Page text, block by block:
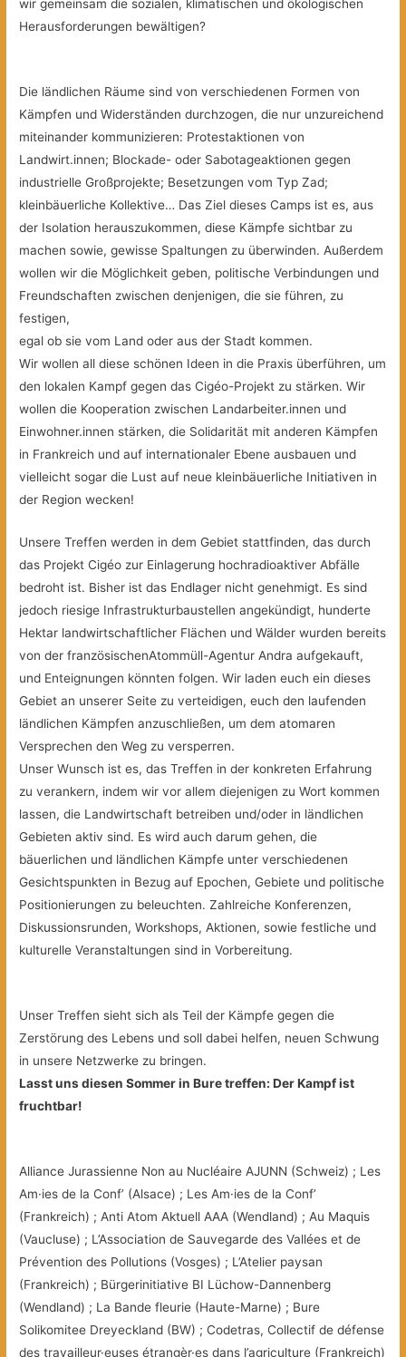
wir gemeinsam die sozialen, klimatischen und ökologischen
Herausforderungen bewältigen?
Die ländlichen Räume sind von verschiedenen Formen von
Kämpfen und Widerständen durchzogen, die nur unzureichend
miteinander kommunizieren: Protestaktionen von
Landwirt.innen; Blockade- oder Sabotageaktionen gegen
industrielle Großprojekte; Besetzungen vom Typ Zad;
kleinbäuerliche Kollektive… Das Ziel dieses Camps ist es, aus
der Isolation herauszukommen, diese Kämpfe sichtbar zu
machen sowie, gewisse Spaltungen zu überwinden. Außerdem
wollen wir die Möglichkeit geben, politische Verbindungen und
Freundschaften zwischen denjenigen, die sie führen, zu
festigen,
egal ob sie vom Land oder aus der Stadt kommen.
Wir wollen all diese schönen Ideen in die Praxis überführen, um
den lokalen Kampf gegen das Cigéo-Projekt zu stärken. Wir
wollen die Kooperation zwischen Landarbeiter.innen und
Einwohner.innen stärken, die Solidarität mit anderen Kämpfen
in Frankreich und auf internationaler Ebene ausbauen und
vielleicht sogar die Lust auf neue kleinbäuerliche Initiativen in
der Region wecken!
Unsere Treffen werden in dem Gebiet stattfinden, das durch
das Projekt Cigéo zur Einlagerung hochradioaktiver Abfälle
bedroht ist. Bisher ist das Endlager nicht genehmigt. Es sind
jedoch riesige Infrastrukturbaustellen angekündigt, hunderte
Hektar landwirtschaftlicher Flächen und Wälder wurden bereits
von der französischenAtommüll-Agentur Andra aufgekauft,
und Enteignungen könnten folgen. Wir laden euch ein dieses
Gebiet an unserer Seite zu verteidigen, euch den laufenden
ländlichen Kämpfen anzuschließen, um dem atomaren
Versprechen den Weg zu versperren.
Unser Wunsch ist es, das Treffen in der konkreten Erfahrung
zu verankern, indem wir vor allem diejenigen zu Wort kommen
lassen, die Landwirtschaft betreiben und/oder in ländlichen
Gebieten aktiv sind. Es wird auch darum gehen, die
bäuerlichen und ländlichen Kämpfe unter verschiedenen
Gesichtspunkten in Bezug auf Epochen, Gebiete und politische
Positionierungen zu beleuchten. Zahlreiche Konferenzen,
Diskussionsrunden, Workshops, Aktionen, sowie festliche und
kulturelle Veranstaltungen sind in Vorbereitung.
Unser Treffen sieht sich als Teil der Kämpfe gegen die
Zerstörung des Lebens und soll dabei helfen, neuen Schwung
in unsere Netzwerke zu bringen.
Lasst uns diesen Sommer in Bure treffen: Der Kampf ist
fruchtbar!
Alliance Jurassienne Non au Nucléaire AJUNN (Schweiz) ; Les
Am·ies de la Conf’ (Alsace) ; Les Am·ies de la Conf’
(Frankreich) ; Anti Atom Aktuell AAA (Wendland) ; Au Maquis
(Vaucluse) ; L’Association de Sauvegarde des Vallées et de
Prévention des Pollutions (Vosges) ; L’Atelier paysan
(Frankreich) ; Bürgerinitiative BI Lüchow-Dannenberg
(Wendland) ; La Bande fleurie (Haute-Marne) ; Bure
Solikomitee Dreyeckland (BW) ; Codetras, Collectif de défense
des travailleur·euses étrangèr·es dans l’agriculture (Frankreich)